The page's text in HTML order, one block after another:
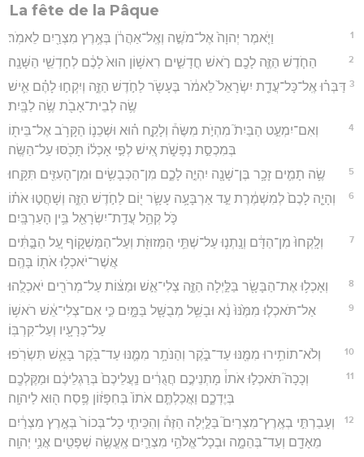
La fête de la Pâque
1 וַיֹּ֤אמֶר יְהוָה֙ אֶל־מֹשֶׁ֣ה וְאֶֽל־אַהֲרֹ֔ן בְּאֶ֥רֶץ מִצְרַ֖יִם לֵאמֹֽר׃
2 הַחֹ֧דֶשׁ הַזֶּ֛ה לָכֶ֖ם רֹ֣אשׁ חֳדָשִׁ֑ים רִאשׁ֥וֹן הוּא֙ לָכֶ֔ם לְחָדְשֵׁ֖י הַשָּׁנָֽה׃
3 דַּבְּר֗וּ אֶֽל־כָּל־עֲדַ֤ת יִשְׂרָאֵל֙ לֵאמֹ֔ר בֶּעָשֹׂ֖ר לַחֹ֣דֶשׁ הַזֶּ֑ה וְיִקְח֣וּ לָהֶ֗ם אִ֛ישׁ
שֶׂ֥ה לְבֵית־אָבֹ֖ת שֶׂ֥ה לַבָּֽיִת׃
4
וְאִם־יִמְעַ֣ט הַבַּיִת֮ מִהְיֹ֣ת מִשֶּׂה֒ וְלָקַ֣ח ה֗וּא וּשְׁכֵנ֛וֹ הַקָּרֹ֥ב אֶל־בֵּית֖וֹ
בְּמִכְסַ֣ת נְפָשֹׁ֑ת אִ֚ישׁ לְפִ֣י אָכְל֔וֹ תָּכֹ֖סּוּ עַל־הַשֶּֽׂה׃
5 שֶׂ֥ה תָמִ֛ים זָכָ֥ר בֶּן־שָׁנָ֖ה יִהְיֶ֣ה לָכֶ֑ם מִן־הַכְּבָשִׂ֥ים וּמִן־הָעִזִּ֖ים תִּקָּֽחוּ׃
6
וְהָיָ֤ה לָכֶם֙ לְמִשְׁמֶ֔רֶת עַ֣ד אַרְבָּעָ֥ה עָשָׂ֛ר י֖וֹם לַחֹ֣דֶשׁ הַזֶּ֑ה וְשָׁחֲט֣וּ אֹת֗וֹ
כֹּ֛ל קְהַ֥ל עֲדַֽת־יִשְׂרָאֵ֖ל בֵּ֥ין הָעַרְבָּֽיִם׃
7
וְלָֽקְחוּ֙ מִן־הַדָּ֔ם וְנָֽתְנ֛וּ עַל־שְׁתֵּ֥י הַמְּזוּזֹ֖ת וְעַל־הַמַּשְׁק֑וֹף עַ֚ל הַבָּ֣תִּ֔ים
אֲשֶׁר־יֹאכְל֥וּ אֹת֖וֹ בָּהֶֽם׃
8 וְאָכְל֥וּ אֶת־הַבָּשָׂ֖ר בַּלַּ֣יְלָה הַזֶּ֑ה צְלִי־אֵ֣שׁ וּמַצּ֔וֹת עַל־מְרֹרִ֖ים יֹאכְלֻֽהוּ׃
9
אַל־תֹּאכְל֤וּ מִמֶּ֙נּוּ֙ נָ֔א וּבָשֵׁ֥ל מְבֻשָּׁ֖ל בַּמָּ֑יִם כִּ֣י אִם־צְלִי־אֵ֔שׁ רֹאשׁ֥וֹ
עַל־כְּרָעָ֖יו וְעַל־קִרְבּֽוֹ׃
10 וְלֹא־תוֹתִ֥ירוּ מִמֶּ֖נּוּ עַד־בֹּ֑קֶר וְהַנֹּתָ֥ר מִמֶּ֛נּוּ עַד־בֹּ֖קֶר בָּאֵ֥שׁ תִּשְׂרֹֽפוּ׃
11
וְכָכָה֮ תֹּאכְל֣וּ אֹתוֹ֒ מָתְנֵיכֶ֣ם חֲגֻרִ֔ים נַֽעֲלֵיכֶם֙ בְּרַגְלֵיכֶ֔ם וּמַקֶּלְכֶ֖ם
בְּיֶדְכֶ֑ם וַאֲכַלְתֶּ֤ם אֹתוֹ֙ בְּחִפָּז֔וֹן פֶּ֥סַח ה֖וּא לַיהוָֽה׃
12
וְעָבַרְתִּ֣י בְאֶֽרֶץ־מִצְרַיִם֮ בַּלַּ֣יְלָה הַזֶּה֒ וְהִכֵּיתִ֤י כָל־בְּכוֹר֙ בְּאֶ֣רֶץ מִצְרַ֔יִם
מֵאָדָ֖ם וְעַד־בְּהֵמָ֑ה וּבְכָל־אֱלֹהֵ֥י מִצְרַ֛יִם אֶֽעֱשֶׂ֥ה שְׁפָטִ֖ים אֲנִ֥י יְהוָֽה׃